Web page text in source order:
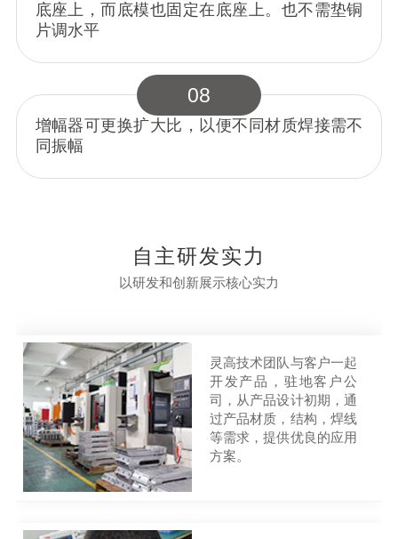
底座上，而底模也固定在底座上。也不需垫铜
片调水平
08
增幅器可更换扩大比，以便不同材质焊接需不
同振幅
自主研发实力
以研发和创新展示核心实力
灵高技术团队与客户一起
开发产品，驻地客户公
司，从产品设计初期，通
过产品材质，结构，焊线
等需求，提供优良的应用
方案。